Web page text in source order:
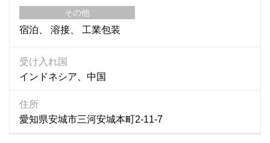
その他
宿泊 溶接 工業包装
受け入れ国
インドネシア、中国
住所
愛知県安城市三河安城本町2-11-7